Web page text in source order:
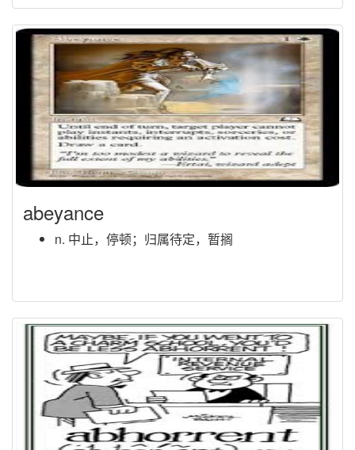
abeyance
n. 中止，停顿；归属待定，暂搁